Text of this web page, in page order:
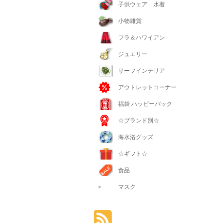
子供ウェア 水着
小物雑貨
フラ＆ハワイアン
ジュエリー
サーフインテリア
アウトレットコーナー
福袋 ハッピーバック
☆ブランド別☆
海水浴グッズ
☆ギフト☆
食品
マスク